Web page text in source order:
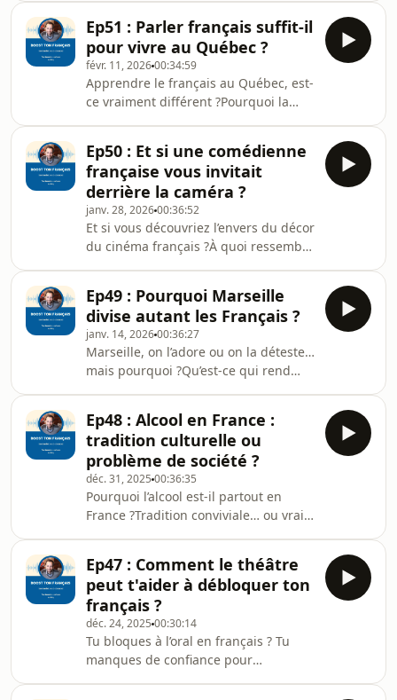
terrain : précarité, vieillissement,
désert médical… Un témoignage fort
et humain à écouter jusqu’au bout.👉
Transcription + vocabulaire utile :
⁠⁠⁠⁠⁠⁠⁠⁠⁠⁠⁠⁠⁠⁠⁠⁠⁠⁠⁠⁠⁠⁠⁠⁠⁠ICI⁠⁠⁠⁠⁠⁠⁠⁠⁠⁠⁠⁠⁠⁠⁠⁠⁠⁠⁠⁠⁠⁠⁠⁠⁠👉 Newsletter (contenu exclusif,
2×/mois) : ⁠⁠⁠⁠⁠⁠⁠⁠⁠⁠⁠⁠⁠⁠⁠⁠⁠⁠⁠⁠⁠⁠⁠⁠⁠ICI
Ep51 : Parler français suffit-il
pour vivre au Québec ?
févr. 11, 202600:34:59
Apprendre le français au Québec, est-
ce vraiment différent ?Pourquoi la
épisode, vous allez découvrir
comment la francisation aide les
personnes immigrantes à apprendre
le français tout en comprenant la
culture québécoise. On parle de
langue, bien sûr, mais aussi
d’identité, de valeurs et de vie
quotidienne au Québec, à travers le r
Ep50 : Et si une comédienne
française vous invitait
derrière la caméra ?
janv. 28, 202600:36:52
Et si vous découvriez l’envers du décor
du cinéma français ?À quoi ressemble
allez passer derrière la caméra avec
Anne-Sophie, comédienne française
au cinéma, au théâtre et à la
télévision. Elle partage son parcours,
ses expériences et sa vision sincère
d’un métier souvent idéalisé.On parle
du quotidien des actrices, du cinéma
fr
Ep49 : Pourquoi Marseille
divise autant les Français ?
janv. 14, 202600:36:27
Marseille, on l’adore ou on la déteste…
mais pourquoi ?Qu’est-ce qui rend
allez découvrir Marseille à travers le
regard d’Emma, une vraie
Marseillaise, entre souvenirs
personnels, identité locale et culture
populaire. On parle de ce que signifie
être Marseillais, même quand on n’est
pas né ici, et de ce lien très fort entr
Ep48 : Alcool en France :
tradition culturelle ou
problème de société ?
déc. 31, 2025 00:36:35
Pourquoi l’alcool est-il partout en
France ?Tradition conviviale… ou vraie
profonde et sans tabou sur la place
de l’alcool dans la culture française et
francophone. Matthieu échange avec
Camille, alcoologue en Belgique, qui
accompagne des personnes
souhaitant changer leur rapport à
l’alcool.On parle de traditions comme
Ep47 : Comment le théâtre
peut t'aider à débloquer ton
français ?
déc. 24, 2025 00:30:14
Tu bloques à l’oral en français ? Tu
manques de confiance pour